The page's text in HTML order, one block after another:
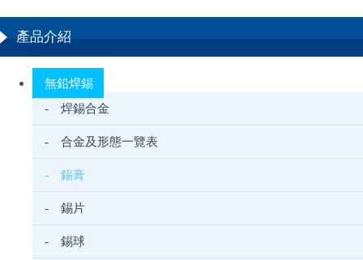
產品介紹
無鉛焊錫
- 焊錫合金
- 合金及形態一覽表
- 錫膏
- 錫片
- 錫球